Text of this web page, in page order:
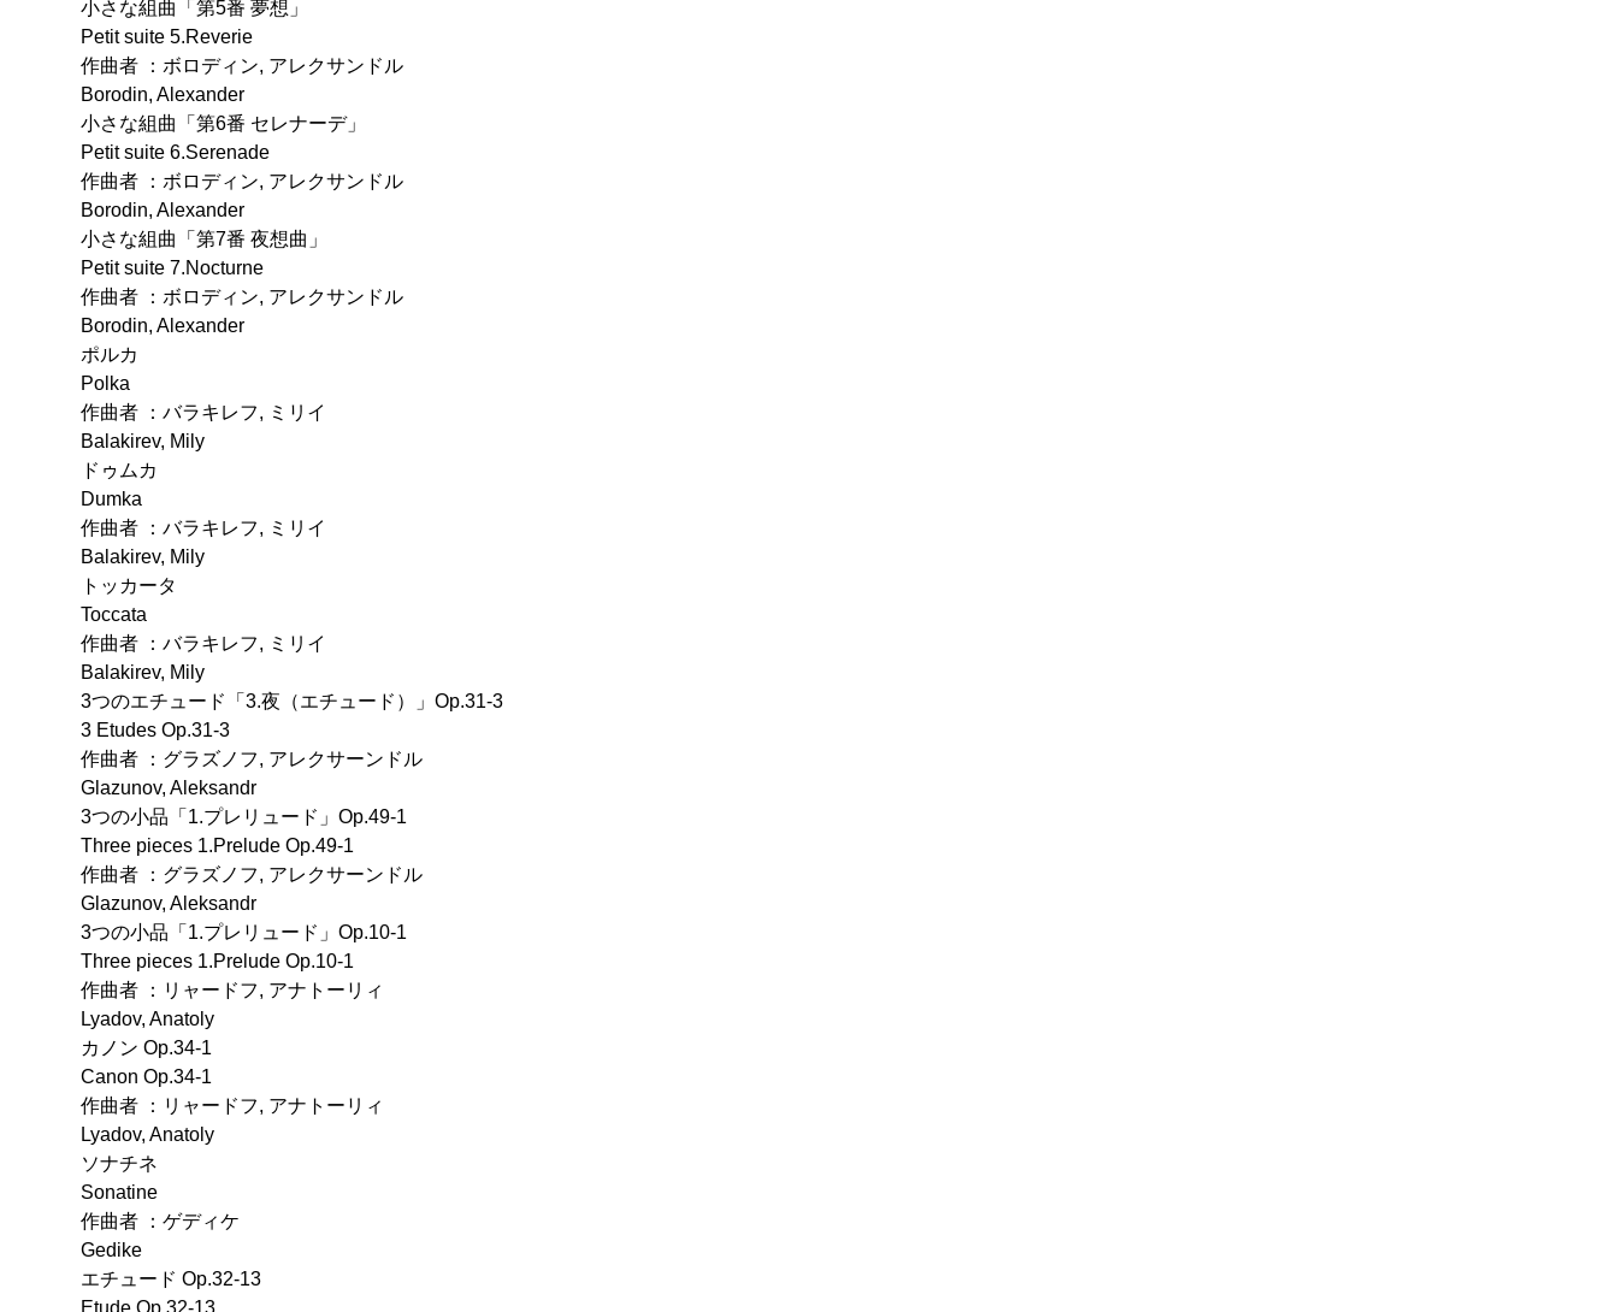
小さな組曲「第5番 夢想」
Petit suite 5.Reverie
作曲者 ：ボロディン, アレクサンドル
Borodin, Alexander
小さな組曲「第6番 セレナーデ」
Petit suite 6.Serenade
作曲者 ：ボロディン, アレクサンドル
Borodin, Alexander
小さな組曲「第7番 夜想曲」
Petit suite 7.Nocturne
作曲者 ：ボロディン, アレクサンドル
Borodin, Alexander
ポルカ
Polka
作曲者 ：バラキレフ, ミリイ
Balakirev, Mily
ドゥムカ
Dumka
作曲者 ：バラキレフ, ミリイ
Balakirev, Mily
トッカータ
Toccata
作曲者 ：バラキレフ, ミリイ
Balakirev, Mily
3つのエチュード「3.夜（エチュード）」Op.31-3
3 Etudes Op.31-3
作曲者 ：グラズノフ, アレクサーンドル
Glazunov, Aleksandr
3つの小品「1.プレリュード」Op.49-1
Three pieces 1.Prelude Op.49-1
作曲者 ：グラズノフ, アレクサーンドル
Glazunov, Aleksandr
3つの小品「1.プレリュード」Op.10-1
Three pieces 1.Prelude Op.10-1
作曲者 ：リャードフ, アナトーリィ
Lyadov, Anatoly
カノン Op.34-1
Canon Op.34-1
作曲者 ：リャードフ, アナトーリィ
Lyadov, Anatoly
ソナチネ
Sonatine
作曲者 ：ゲディケ
Gedike
エチュード Op.32-13
Etude Op.32-13